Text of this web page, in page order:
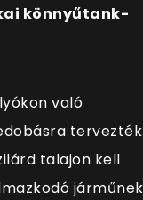
könnyűtank-
való
talajon kell
járműnek